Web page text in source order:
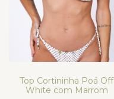
Top Cortininha Poá Off
White com Marrom